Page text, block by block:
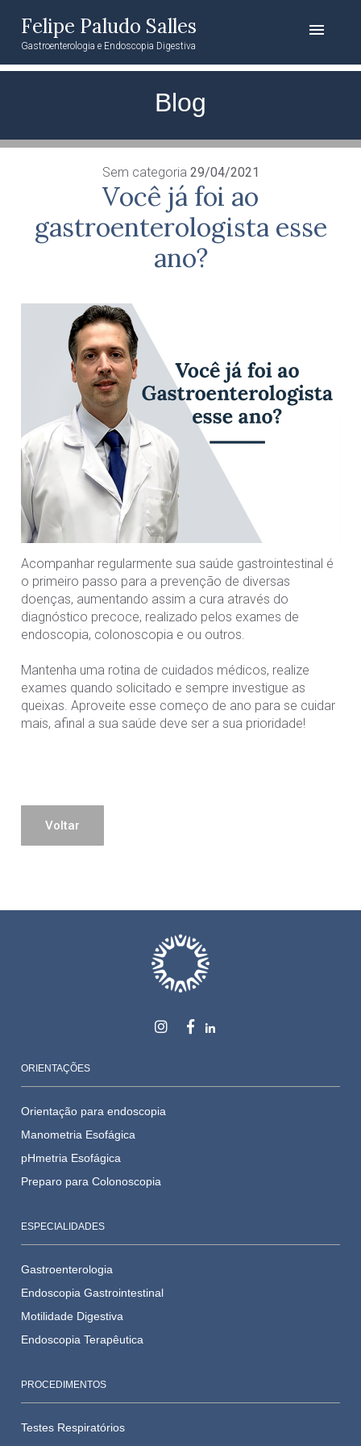
Felipe Paludo Salles
Gastroenterologia e Endoscopia Digestiva
menu
Blog
Sem categoria 29/04/2021
Você já foi ao
gastroenterologista esse
ano?
Acompanhar regularmente sua saúde gastrointestinal é
o primeiro passo para a prevenção de diversas
doenças, aumentando assim a cura através do
diagnóstico precoce, realizado pelos exames de
endoscopia, colonoscopia e ou outros.⠀
Mantenha uma rotina de cuidados médicos, realize
exames quando solicitado e sempre investigue as
queixas. Aproveite esse começo de ano para se cuidar
mais, afinal a sua saúde deve ser a sua prioridade!⠀
Voltar
ORIENTAÇÕES
Orientação para endoscopia
Manometria Esofágica
pHmetria Esofágica
Preparo para Colonoscopia
ESPECIALIDADES
Gastroenterologia
Endoscopia Gastrointestinal
Motilidade Digestiva
Endoscopia Terapêutica
PROCEDIMENTOS
Testes Respiratórios